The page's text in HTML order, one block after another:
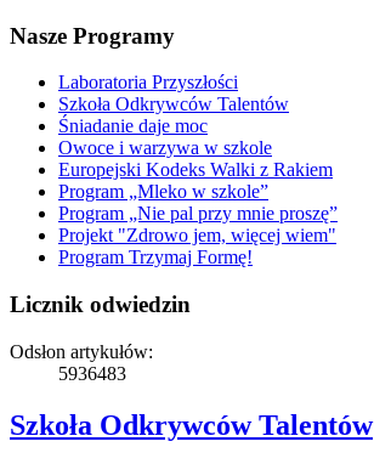
Nasze Programy
Laboratoria Przyszłości
Szkoła Odkrywców Talentów
Śniadanie daje moc
Owoce i warzywa w szkole
Europejski Kodeks Walki z Rakiem
Program „Mleko w szkole”
Program „Nie pal przy mnie proszę”
Projekt "Zdrowo jem, więcej wiem"
Program Trzymaj Formę!
Licznik odwiedzin
Odsłon artykułów:
5936483
Szkoła Odkrywców Talentów